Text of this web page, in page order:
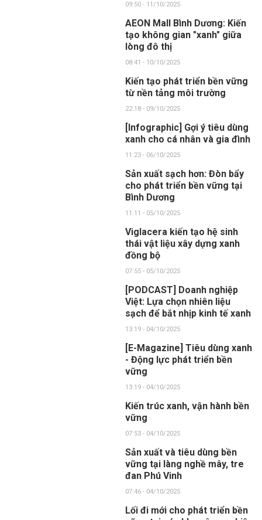
09:50 - 11/10/2025
AEON Mall Bình Dương: Kiến
tạo không gian "xanh" giữa
lòng đô thị
08:41 - 10/10/2025
Kiến tạo phát triển bền vững
từ nền tảng môi trường
22:18 - 09/10/2025
[Infographic] Gợi ý tiêu dùng
xanh cho cá nhân và gia đình
11:23 - 06/10/2025
Sản xuất sạch hơn: Đòn bẩy
cho phát triển bền vững tại
Bình Dương
11:11 - 05/10/2025
Viglacera kiến tạo hệ sinh
thái vật liệu xây dựng xanh
đồng bộ
07:55 - 05/10/2025
[PODCAST] Doanh nghiệp
Việt: Lựa chọn nhiên liệu
sạch để bắt nhịp kinh tế xanh
13:19 - 04/10/2025
[E-Magazine] Tiêu dùng xanh
- Động lực phát triển bền
vững
13:19 - 04/10/2025
Kiến trúc xanh, vận hành bền
vững
07:53 - 04/10/2025
Sản xuất và tiêu dùng bền
vững tại làng nghề mây, tre
đan Phú Vinh
07:46 - 04/10/2025
Lối đi mới cho phát triển bền